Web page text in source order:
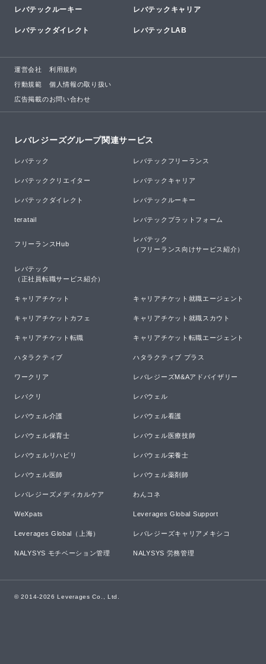
レバテックルーキー レバテックキャリア
レバテックダイレクト レバテックLAB
運営会社 利用規約
行動規範 個人情報の取り扱い
広告掲載のお問い合わせ
レバレジーズグループ関連サービス
レバテック レバテックフリーランス
レバテッククリエイター レバテックキャリア
レバテックダイレクト レバテックルーキー
teratail レバテックプラットフォーム
フリーランスHub
レバテック
（フリーランス向けサービス紹介）
レバテック
（正社員転職サービス紹介）
キャリアチケット キャリアチケット就職エージェント
キャリアチケットカフェ キャリアチケット就職スカウト
キャリアチケット転職 キャリアチケット転職エージェント
ハタラクティブ ハタラクティブ プラス
ワークリア レバレジーズM&Aアドバイザリー
レバクリ レバウェル
レバウェル介護 レバウェル看護
レバウェル保育士 レバウェル医療技師
レバウェルリハビリ レバウェル栄養士
レバウェル医師 レバウェル薬剤師
レバレジーズメディカルケア わんコネ
WeXpats Leverages Global Support
Leverages Global（上海） レバレジーズキャリアメキシコ
NALYSYS モチベーション管理 NALYSYS 労務管理
© 2014-2026 Leverages Co., Ltd.